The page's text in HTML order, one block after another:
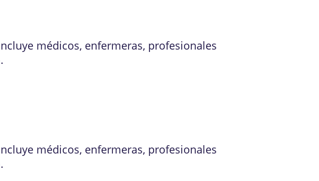
médicos, enfermeras, profesionales
médicos, enfermeras, profesionales